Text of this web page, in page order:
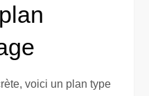
voici un plan type